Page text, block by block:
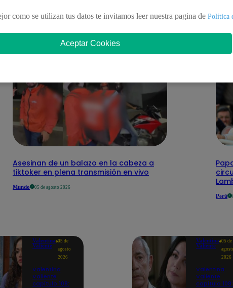
interesar
Asesinan de un balazo en la cabeza a
tiktoker en plena transmisión en vivo
Mundo 05 de agosto 2026
Perú
Valentina
Valiente
05 de
agosto
2026
Valentina
Valiente
capítulo 108:
Valentina
Valiente
05 de
2026
Valentina
Valiente
capítulo 108:
como se utilizan tus datos te invitamos leer nuestra pagina de Política
Aceptar Cookies